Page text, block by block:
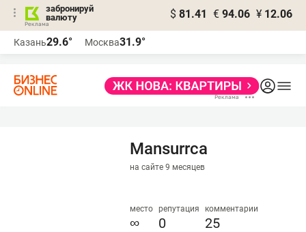
забронируй
валюту
$ 81.41 € 94.06 ¥ 12.06
Казань29.6° Москва31.9°
Mansurrca
на сайте 9 месяцев
место
∞
репутация
0
комментарии
25